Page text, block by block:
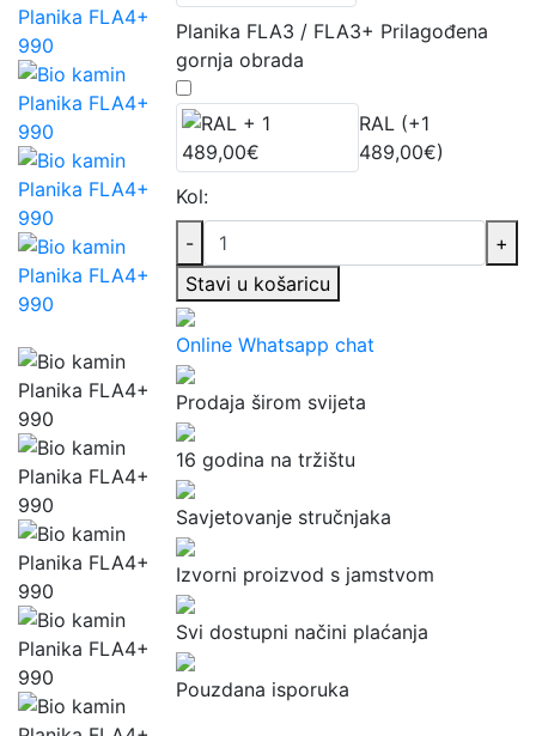
Planika FLA3 / FLA3+ Prilagođena
gornja obrada
RAL (+1
489,00€)
Kol:
-
+
Stavi u košaricu
Online Whatsapp chat
Prodaja širom svijeta
16 godina na tržištu
Savjetovanje stručnjaka
Izvorni proizvod s jamstvom
Svi dostupni načini plaćanja
Pouzdana isporuka